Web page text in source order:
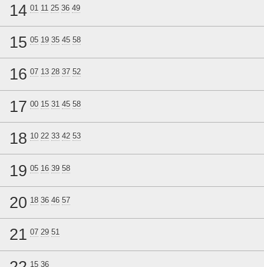
14 01 11 25 36 49
15 05 19 35 45 58
16 07 13 28 37 52
17 00 15 31 45 58
18 10 22 33 42 53
19 05 16 39 58
20 18 36 46 57
21 07 29 51
15 36